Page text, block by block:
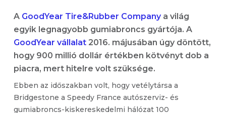
A GoodYear Tire&Rubber Companya világ
egyik legnagyobb gumiabroncs gyártója. A
GoodYear vállalat2016. májusában úgy döntött,
hogy 900 millió dollár értékben kötvényt dob a
piacra, mert hitelre volt szüksége.
Ebben az időszakban volt, hogy vetélytársa a
Bridgestone a Speedy France autószerviz- és
gumiabroncs-kiskereskedelmi hálózat 100